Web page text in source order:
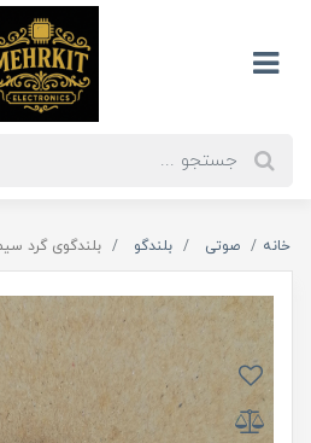
خانه صوتی بلندگو بلندگوی گرد